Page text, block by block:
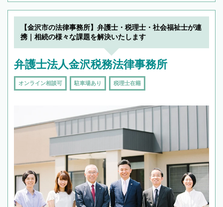
【金沢市の法律事務所】弁護士・税理士・社会福祉士が連
携｜相続の様々な課題を解決いたします
弁護士法人金沢税務法律事務所
オンライン相談可 駐車場あり 税理士在籍